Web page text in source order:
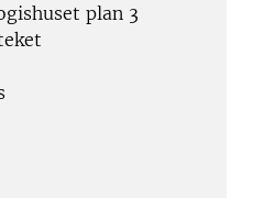
plan 3